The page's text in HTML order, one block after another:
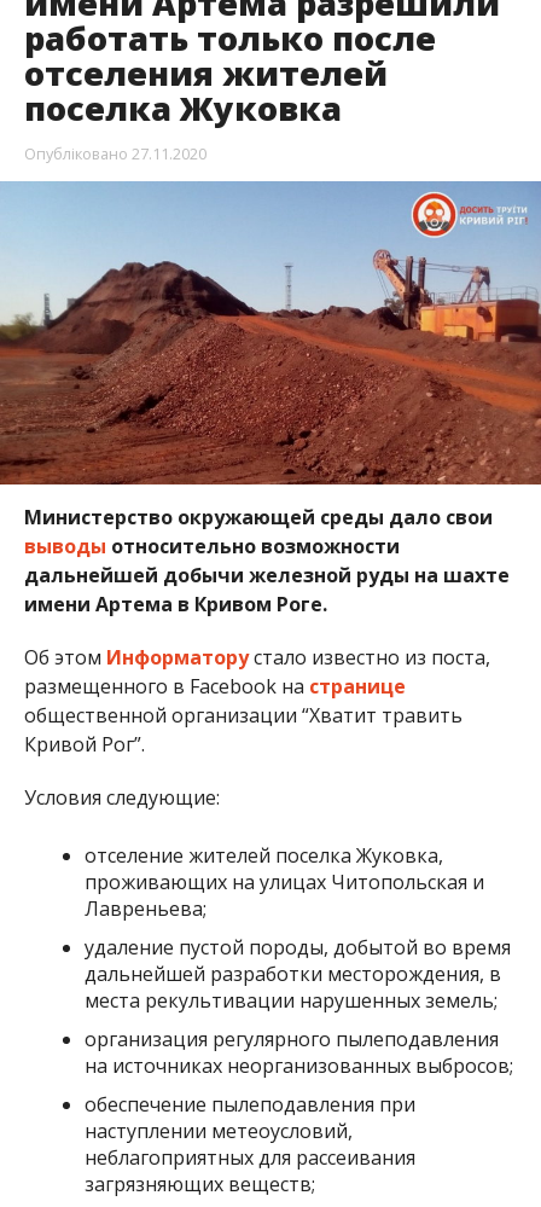
работать только после
отселения жителей
поселка Жуковка
Опубліковано 27.11.2020
Министерство окружающей среды дало свои
выводы относительно возможности
дальнейшей добычи железной руды на шахте
имени Артема в Кривом Роге.
Об этом Информаторустало известно из поста,
размещенного в Facebook на странице
общественной организации “Хватит травить
Кривой Рог”.
Условия следующие:
отселение жителей поселка Жуковка,
проживающих на улицах Читопольская и
Лавреньева;
удаление пустой породы, добытой во время
дальнейшей разработки месторождения, в
места рекультивации нарушенных земель;
организация регулярного пылеподавления
на источниках неорганизованных выбросов;
обеспечение пылеподавления при
наступлении метеоусловий,
неблагоприятных для рассеивания
загрязняющих веществ;